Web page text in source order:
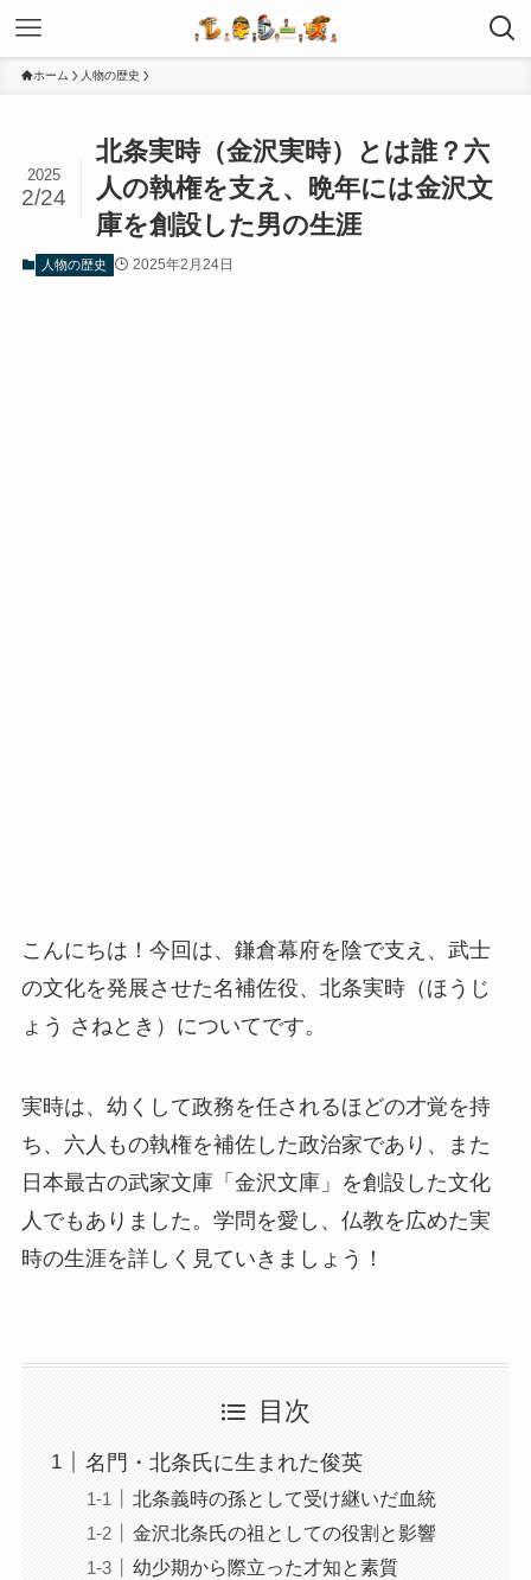
ホーム 人物の歴史
北条実時（金沢実時）とは誰？六
人の執権を支え、晩年には金沢文
庫を創設した男の生涯
2025
2/24
人物の歴史 2025年2月24日
こんにちは！今回は、鎌倉幕府を陰で支え、武士
の文化を発展させた名補佐役、北条実時（ほうじ
ょう さねとき）についてです。
実時は、幼くして政務を任されるほどの才覚を持
ち、六人もの執権を補佐した政治家であり、また
日本最古の武家文庫「金沢文庫」を創設した文化
人でもありました。学問を愛し、仏教を広めた実
時の生涯を詳しく見ていきましょう！
目次
名門・北条氏に生まれた俊英
北条義時の孫として受け継いだ血統
金沢北条氏の祖としての役割と影響
幼少期から際立った才知と素質